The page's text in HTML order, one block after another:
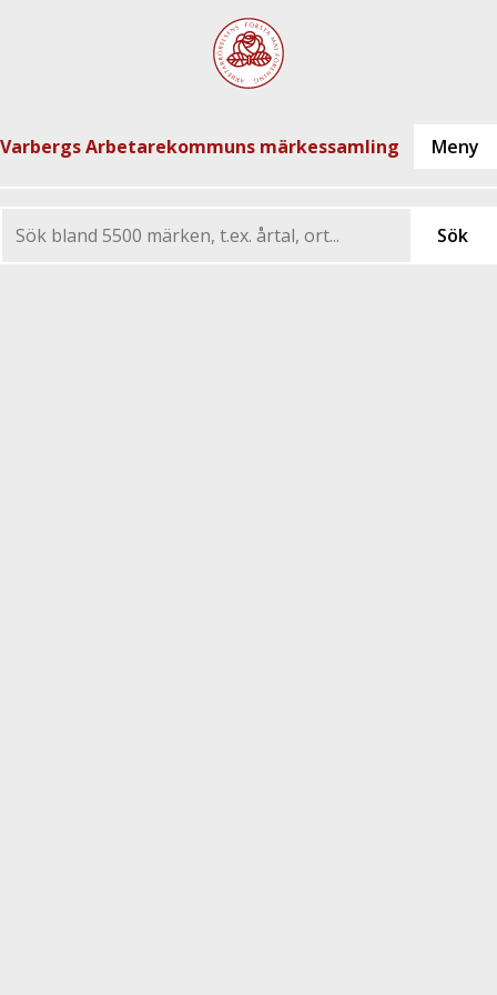
Varbergs Arbetarekommuns märkessamling